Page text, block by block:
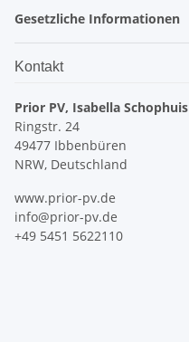
Gesetzliche Informationen
Kontakt
Prior PV, Isabella Schophuis
Ringstr. 24
49477 Ibbenbüren
NRW, Deutschland
www.prior-pv.de
info@prior-pv.de
+49 5451 5622110